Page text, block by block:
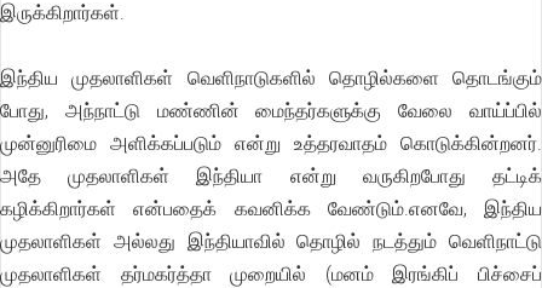
இருக்கிறார்கள்.
இந்திய முதலாளிகள் வெளிநாடுகளில் தொழில்களை தொடங்கும்
போது, அந்நாட்டு மண்ணின் மைந்தர்களுக்கு வேலை வாய்ப்பில்
முன்னுரிமை அளிக்கப்படும் என்று உத்தரவாதம் கொடுக்கின்றனர்.
அதே முதலாளிகள் இந்தியா என்று வருகிறபோது தட்டிக்
கழிக்கிறார்கள் என்பதைக் கவனிக்க வேண்டும்.எனவே, இந்திய
முதலாளிகள் அல்லது இந்தியாவில் தொழில் நடத்தும் வெளிநாட்டு
முதலாளிகள் தர்மகர்த்தா முறையில் (மனம் இரங்கிப் பிச்சைப்